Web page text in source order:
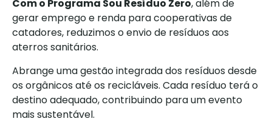
Com o Programa Sou Resíduo Zero, além de
gerar emprego e renda para cooperativas de
catadores, reduzimos o envio de resíduos aos
aterros sanitários.
Abrange uma gestão integrada dos resíduos desde
os orgânicos até os recicláveis. Cada resíduo terá o
destino adequado, contribuindo para um evento
mais sustentável.